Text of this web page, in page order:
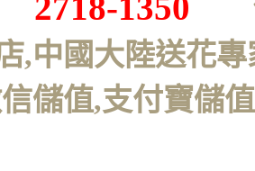
,中國大陸送花
儲值,支付寶儲